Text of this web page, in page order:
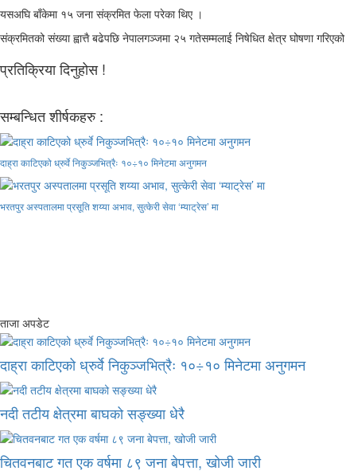
यसअघि बाँकेमा १५ जना संक्रमित फेला परेका थिए ।
संक्रमितको संख्या ह्वात्तै बढेपछि नेपालगञ्जमा २५ गतेसम्मलाई निषेधित क्षेत्र घोषणा
प्रतिक्रिया दिनुहोस !
सम्बन्धित शीर्षकहरु :
दाह्रा काटिएको ध्रुर्वे निकुञ्जभित्रैः १०÷१० मिनेटमा अनुगमन
भरतपुर अस्पतालमा प्रसूति शय्या अभाव, सुत्केरी सेवा ‘म्याट्रेस’ मा
ताजा अपडेट
दाह्रा काटिएको ध्रुर्वे निकुञ्जभित्रैः १०÷१० मिनेटमा अनुगमन
नदी तटीय क्षेत्रमा बाघको सङ्ख्या धेरै
चितवनबाट गत एक वर्षमा ८९ जना बेपत्ता, खोजी जारी